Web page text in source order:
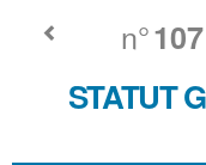
n°107
STATUT